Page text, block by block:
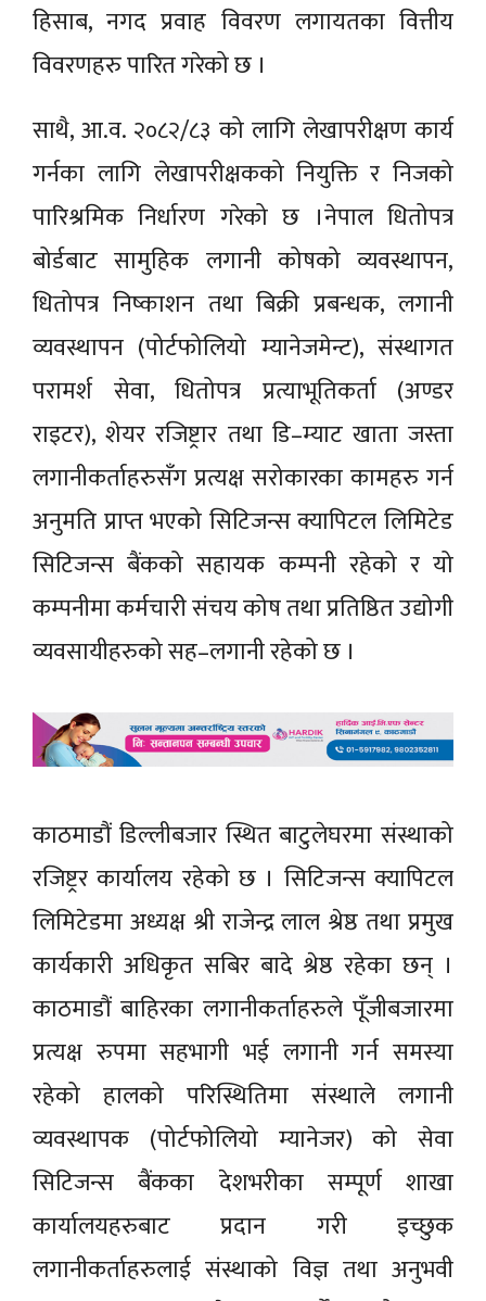
हिसाब, नगद प्रवाह विवरण लगायतका वित्तीय
विवरणहरु पारित गरेको छ ।
साथै, आ.व. २०८२/८३ को लागि लेखापरीक्षण कार्य
गर्नका लागि लेखापरीक्षकको नियुक्ति र निजको
पारिश्रमिक निर्धारण गरेको छ ।नेपाल धितोपत्र
बोर्डबाट सामुहिक लगानी कोषको व्यवस्थापन,
धितोपत्र निष्काशन तथा बिक्री प्रबन्धक, लगानी
व्यवस्थापन (पोर्टफोलियो म्यानेजमेन्ट), संस्थागत
परामर्श सेवा, धितोपत्र प्रत्याभूतिकर्ता (अण्डर
राइटर), शेयर रजिष्ट्रार तथा डि–म्याट खाता जस्ता
लगानीकर्ताहरुसँग प्रत्यक्ष सरोकारका कामहरु गर्न
अनुमति प्राप्त भएको सिटिजन्स क्यापिटल लिमिटेड
सिटिजन्स बैंकको सहायक कम्पनी रहेको र यो
कम्पनीमा कर्मचारी संचय कोष तथा प्रतिष्ठित उद्योगी
व्यवसायीहरुको सह–लगानी रहेको छ ।
काठमाडौं डिल्लीबजार स्थित बाटुलेघरमा संस्थाको
रजिष्ट्रर कार्यालय रहेको छ । सिटिजन्स क्यापिटल
लिमिटेडमा अध्यक्ष श्री राजेन्द्र लाल श्रेष्ठ तथा प्रमुख
कार्यकारी अधिकृत सबिर बादे श्रेष्ठ रहेका छन् ।
काठमाडौं बाहिरका लगानीकर्ताहरुले पूँजीबजारमा
प्रत्यक्ष रुपमा सहभागी भई लगानी गर्न समस्या
रहेको हालको परिस्थितिमा संस्थाले लगानी
व्यवस्थापक (पोर्टफोलियो म्यानेजर) को सेवा
सिटिजन्स बैंकका देशभरीका सम्पूर्ण शाखा
कार्यालयहरुबाट प्रदान गरी इच्छुक
लगानीकर्ताहरुलाई संस्थाको विज्ञ तथा अनुभवी